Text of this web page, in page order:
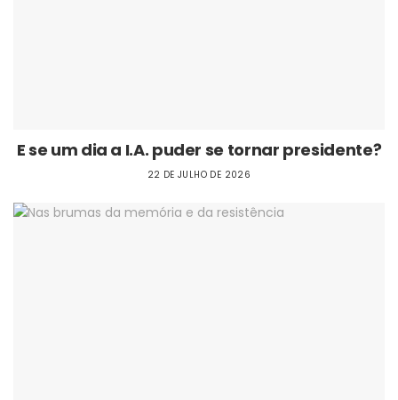
E se um dia a I.A. puder se tornar presidente?
22 DE JULHO DE 2026